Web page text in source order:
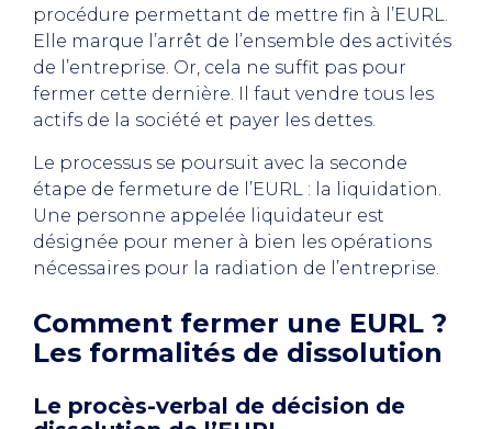
procédure permettant de mettre fin à l’EURL.
Elle marque l’arrêt de l’ensemble des activités
de l’entreprise. Or, cela ne suffit pas pour
fermer cette dernière. Il faut vendre tous les
actifs de la société et payer les dettes.
Le processus se poursuit avec la seconde
étape de fermeture de l’EURL : la liquidation.
Une personne appelée liquidateur est
désignée pour mener à bien les opérations
nécessaires pour la radiation de l’entreprise.
Comment fermer une EURL ?
Les formalités de dissolution
Le procès-verbal de décision de